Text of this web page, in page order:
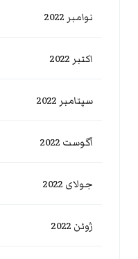
نوامبر 2022
اکتبر 2022
سپتامبر 2022
آگوست 2022
جولای 2022
ژوئن 2022